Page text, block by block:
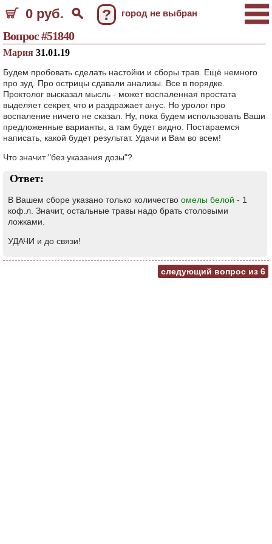
0 руб. ? город не выбран
Вопрос #51840
Мария 31.01.19
Будем пробовать сделать настойки и сборы трав. Ещё немного
про зуд. Про острицы сдавали анализы. Все в порядке.
Проктолог высказал мысль - может воспаленная простата
выделяет секрет, что и раздражает анус. Но уролог про
воспаление ничего не сказал. Ну, пока будем использовать Ваши
предложенные варианты, а там будет видно. Постараемся
написать, какой будет результат. Удачи и Вам во всем!
Что значит "без указания дозы"?
Ответ:
В Вашем сборе указано только количество омелы белой - 1
коф.л. Значит, остальные травы надо брать столовыми
ложками.
УДАЧИ и до связи!
следующий вопрос из 6